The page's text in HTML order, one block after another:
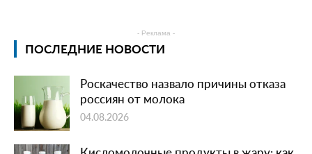
- Реклама -
ПОСЛЕДНИЕ НОВОСТИ
Роскачество назвало причины отказа
россиян от молока
04.08.2026